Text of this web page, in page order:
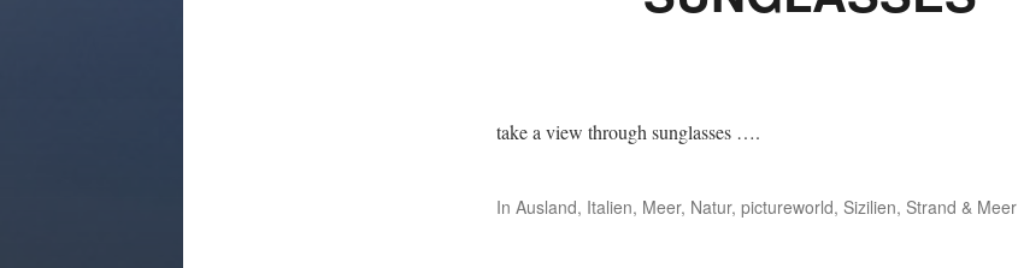
take a view through sunglasses ….
In Ausland, Italien, Meer, Natur, pictureworld, Sizilien, Strand & Meer